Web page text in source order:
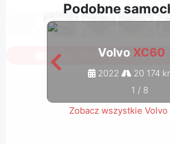
Podobne
Volvo XC60
2022
20 174
1 / 8
Zobacz wszystkie Volvo
Zaloguj się, aby zobaczyć